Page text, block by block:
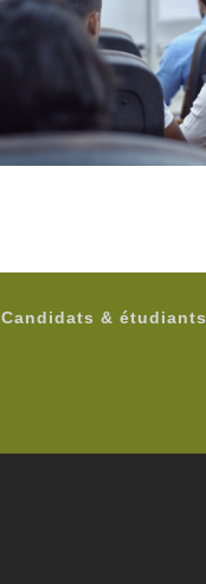
Candidats & étudiants